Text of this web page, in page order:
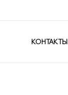
КОНТАКТЫ